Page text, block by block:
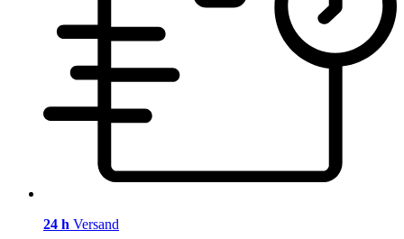
24 h Versand